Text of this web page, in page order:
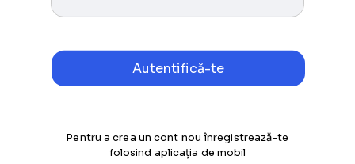
Pentru a crea un cont nou înregistrează-te
folosind aplicația de mobil